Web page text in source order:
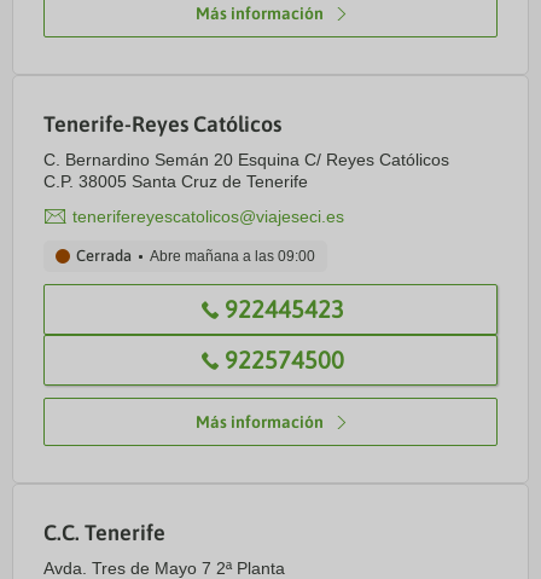
Más información
Tenerife-Reyes Católicos
C. Bernardino Semán 20 Esquina C/ Reyes Católicos
C.P. 38005 Santa Cruz de Tenerife
tenerifereyescatolicos@viajeseci.es
922445423
922574500
Cerrada Abre mañana a las 09:00
Más información
C.C. Tenerife
Avda. Tres de Mayo 7 2ª Planta